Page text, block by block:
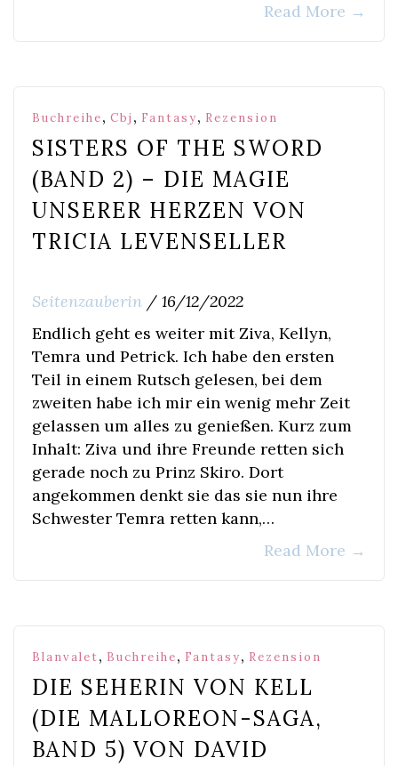
Read More →
Buchreihe, Cbj , Fantasy, Rezension
SISTERS OF THE SWORD
(BAND 2) – DIE MAGIE
UNSERER HERZEN VON
TRICIA LEVENSELLER
Seitenzauberin / 16/12/2022
Endlich geht es weiter mit Ziva, Kellyn,
Temra und Petrick. Ich habe den ersten
Teil in einem Rutsch gelesen, bei dem
zweiten habe ich mir ein wenig mehr Zeit
gelassen um alles zu genießen. Kurz zum
Inhalt: Ziva und ihre Freunde retten sich
gerade noch zu Prinz Skiro. Dort
angekommen denkt sie das sie nun ihre
Schwester Temra retten kann,…
Read More →
Blanvalet, Buchreihe, Fantasy, Rezension
DIE SEHERIN VON KELL
(DIE MALLOREON-SAGA,
BAND 5) VON DAVID